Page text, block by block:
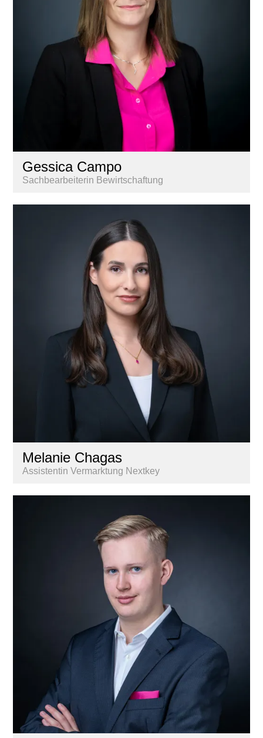
Gessica Campo
Sachbearbeiterin Bewirtschaftung
Melanie Chagas
Assistentin Vermarktung Nextkey